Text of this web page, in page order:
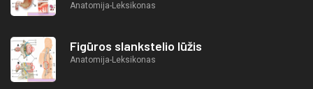
Anatomija-Leksikonas
Figūros slankstelio lūžis
Anatomija-Leksikonas